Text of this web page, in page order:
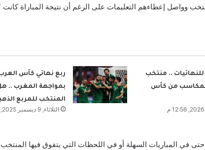
.. منتخب
من كأس
ربع نهائي كأس
بمواجهة المغرب ..
المنتخب للمربع
الثلاثاء, 9 ديسمبر 2025, 2:20 م
حتى في المباريات السهلة أو في اللحظات التي يتفوق فيها